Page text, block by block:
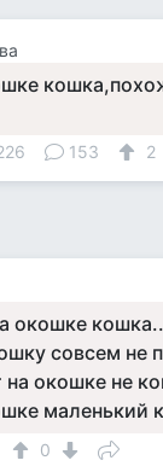
153 2
окошке
совсем не
на окошке не
маленький
0